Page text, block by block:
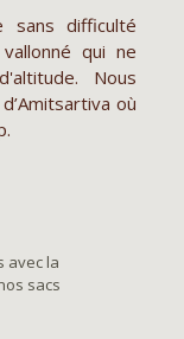
sans difficulté
qui ne
Nous
où
avec la
sacs